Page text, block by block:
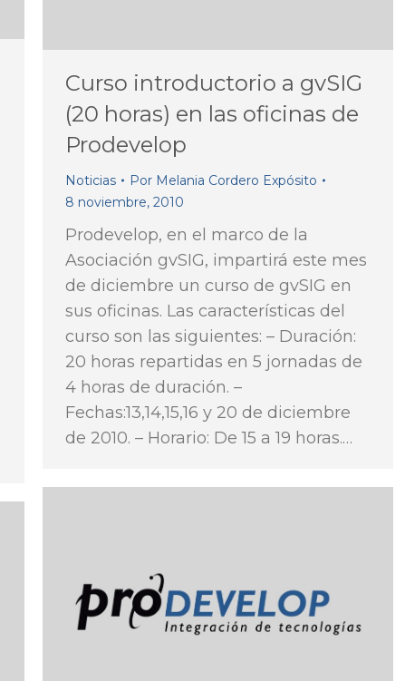
Curso introductorio a gvSIG
(20 horas) en las oficinas de
Prodevelop
Noticias Por Melania Cordero Expósito
8 noviembre, 2010
Prodevelop, en el marco de la
Asociación gvSIG, impartirá este mes
de diciembre un curso de gvSIG en
sus oficinas. Las características del
curso son las siguientes: – Duración:
20 horas repartidas en 5 jornadas de
4 horas de duración. –
Fechas:13,14,15,16 y 20 de diciembre
de 2010. – Horario: De 15 a 19 horas.…